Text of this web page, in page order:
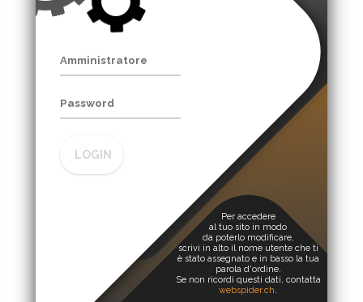
LOGIN
Per accedere
al tuo sito in modo
da poterlo modificare,
scrivi in alto il nome utente che ti
è stato assegnato e in basso la tua
parola d'ordine.
Se non ricordi questi dati, contatta
webspider.ch.